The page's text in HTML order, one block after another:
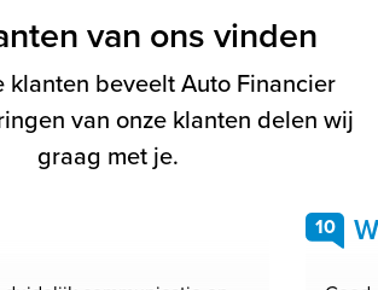
van ons vinden
klanten beveelt Auto Financier
van onze klanten delen wij
graag met je.
10